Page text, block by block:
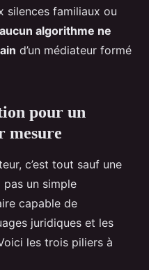
silences familiaux ou
aucun algorithme ne
d’un médiateur formé
pour un
mesure
c’est tout sauf une
un simple
capable de
juridiques et les
les trois piliers à